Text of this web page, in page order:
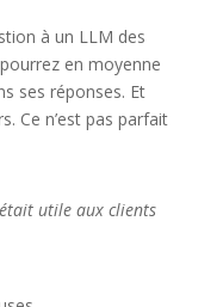
à un LLM des
en moyenne
ses réponses. Et
Ce n’est pas parfait
utile aux clients